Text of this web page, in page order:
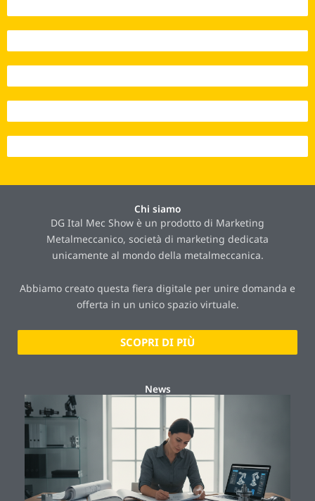
Chi siamo
DG Ital Mec Show è un prodotto di Marketing
Metalmeccanico, società di marketing dedicata
unicamente al mondo della metalmeccanica.
Abbiamo creato questa fiera digitale per unire domanda e
offerta in un unico spazio virtuale.
SCOPRI DI PIÙ
News